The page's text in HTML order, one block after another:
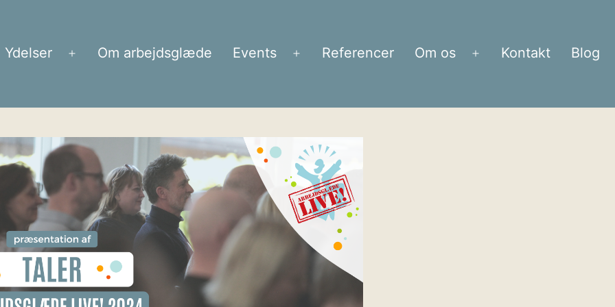
Ydelser Om arbejdsglæde Events Referencer Om os Kontakt Blog